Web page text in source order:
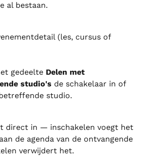
al bestaan.
(les, cursus of
gedeelte Delen met
studio's de schakelaar in of
studio.
direct in — inschakelen voegt het
de agenda van de ontvangende
verwijdert het.